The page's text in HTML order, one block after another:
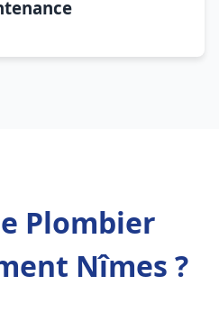
Plombier
Nîmes ?